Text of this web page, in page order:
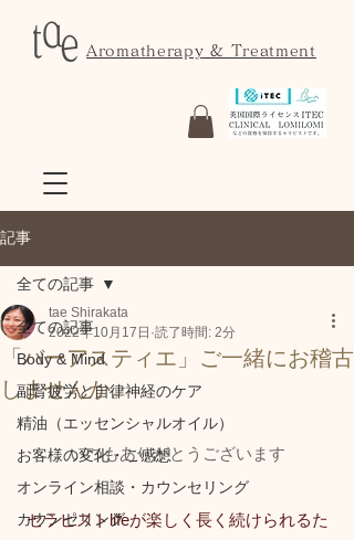
Aromatherapy & Treatment
記事
全ての記事
Body & Mind
副腎疲労と自律神経のケア
精油（エッセンシャルオイル）
お客様の変化・ご感想
オンライン相談・カウンセリング
カウンセリング
全ての記事
「バーアスティエ」ご一緒にお稽古
しませんか。
tae Shirakata
2022年10月17日 読了時間: 2分
いつもありがとうございます
セラピストlifeが楽しく長く続けられるた